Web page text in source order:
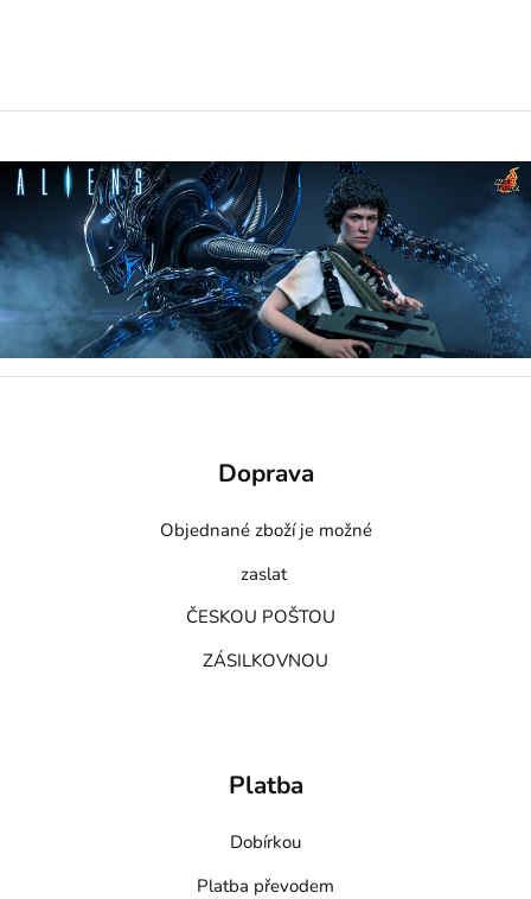
Doprava
Objednané zboží je možné
zaslat
ČESKOU POŠTOU
ZÁSILKOVNOU
Platba
Dobírkou
Platba převodem